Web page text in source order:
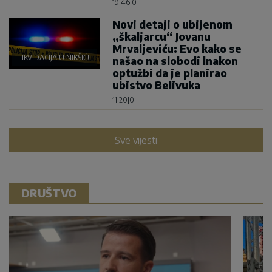
19:46 0
LIKVIDACIJA U NIKŠIĆU
Novi detaji o ubijenom
„škaljarcu“ Jovanu
Mrvaljeviću: Evo kako se
našao na slobodi lnakon
optužbi da je planirao
ubistvo Belivuka
11:20 0
Sve vijesti
DRUŠTVO